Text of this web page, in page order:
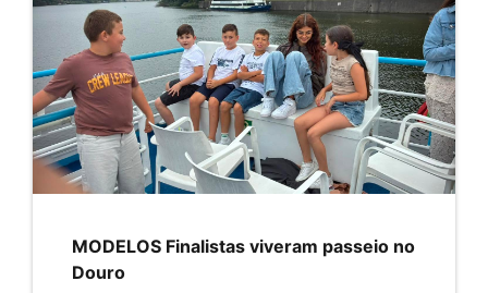
MODELOS Finalistas viveram passeio no
Douro